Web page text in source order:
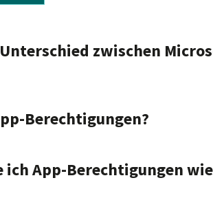
zwischen
Berechtigungen?
ich App-Berechtigungen